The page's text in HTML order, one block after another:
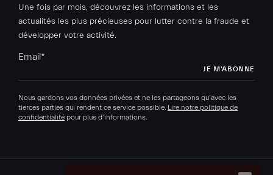
Une fois par mois, découvrez les informations et les
actualités les plus précieuses pour lutter contre la fraude et
développer votre activité.
Email*
Nous gardons vos données privées et ne les partageons qu’avec les
tierces parties qui rendent ce service possible. Lire notre politique de
confidentialité pour plus d’informations.